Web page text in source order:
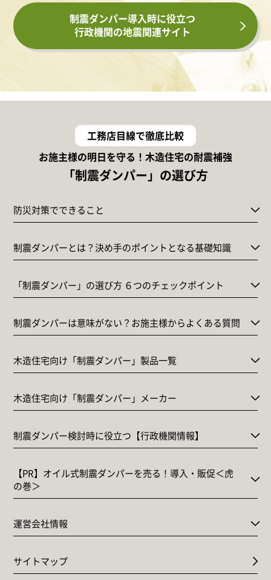
制震ダンパー導入時に役立つ
行政機関の地震関連サイト
工務店目線で徹底比較
お施主様の明日を守る！木造住宅の耐震補強
「制震ダンパー」の選び方
防災対策でできること
制震ダンパーとは？決め手のポイントとなる基礎知識
「制震ダンパー」の選び方 ６つのチェックポイント
制震ダンパーは意味がない？お施主様からよくある質問
木造住宅向け「制震ダンパー」製品一覧
木造住宅向け「制震ダンパー」メーカー
制震ダンパー検討時に役立つ【行政機関情報】
【PR】オイル式制震ダンパーを売る！導入・販促＜虎
の巻＞
運営会社情報
サイトマップ